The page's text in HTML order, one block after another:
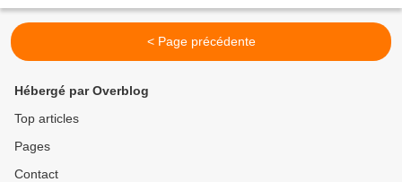
< Page précédente
Hébergé par Overblog
Top articles
Pages
Contact